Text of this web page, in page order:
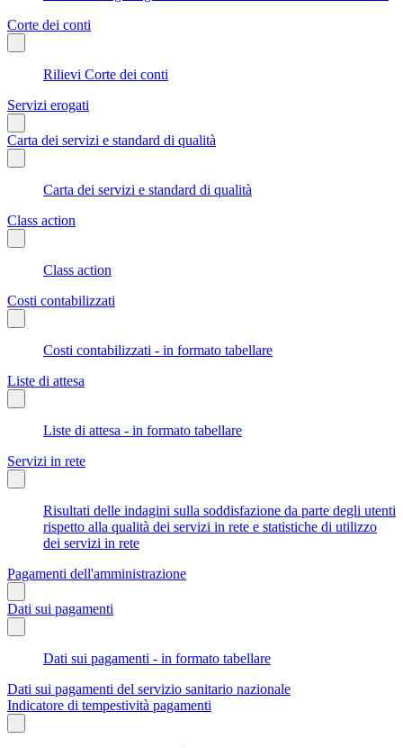
Corte dei conti
Rilievi Corte dei conti
Servizi erogati
Carta dei servizi e standard di qualità
Carta dei servizi e standard di qualità
Class action
Class action
Costi contabilizzati
Costi contabilizzati - in formato tabellare
Liste di attesa
Liste di attesa - in formato tabellare
Servizi in rete
Risultati delle indagini sulla soddisfazione da parte degli utenti
rispetto alla qualità dei servizi in rete e statistiche di utilizzo
dei servizi in rete
Pagamenti dell'amministrazione
Dati sui pagamenti
Dati sui pagamenti - in formato tabellare
Dati sui pagamenti del servizio sanitario nazionale
Indicatore di tempestività pagamenti